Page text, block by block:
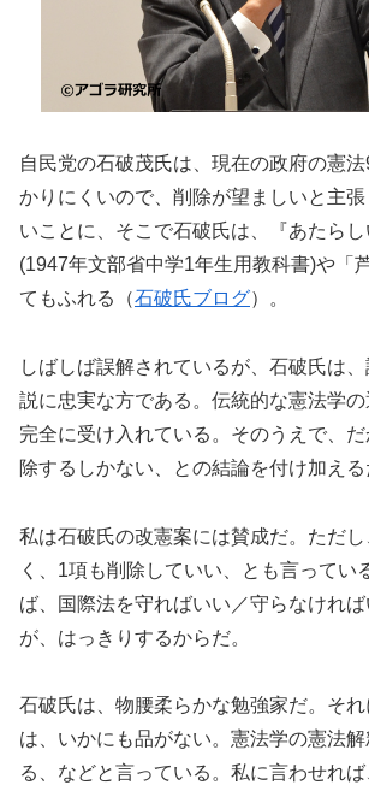
自民党の石破茂氏は、現在の政府の憲
かりにくいので、削除が望ましいと主
いことに、そこで石破氏は、『あたらし
(1947年文部省中学1年生用教科書)や「
てもふれる（石破氏ブログ）。
しばしば誤解されているが、石破氏は
説に忠実な方である。伝統的な憲法学
完全に受け入れている。そのうえで、だ
除するしかない、との結論を付け加える
私は石破氏の改憲案には賛成だ。ただ
く、1項も削除していい、とも言ってい
ば、国際法を守ればいい／守らなけれ
が、はっきりするからだ。
石破氏は、物腰柔らかな勉強家だ。そ
は、いかにも品がない。憲法学の憲法
る、などと言っている。私に言わせれ